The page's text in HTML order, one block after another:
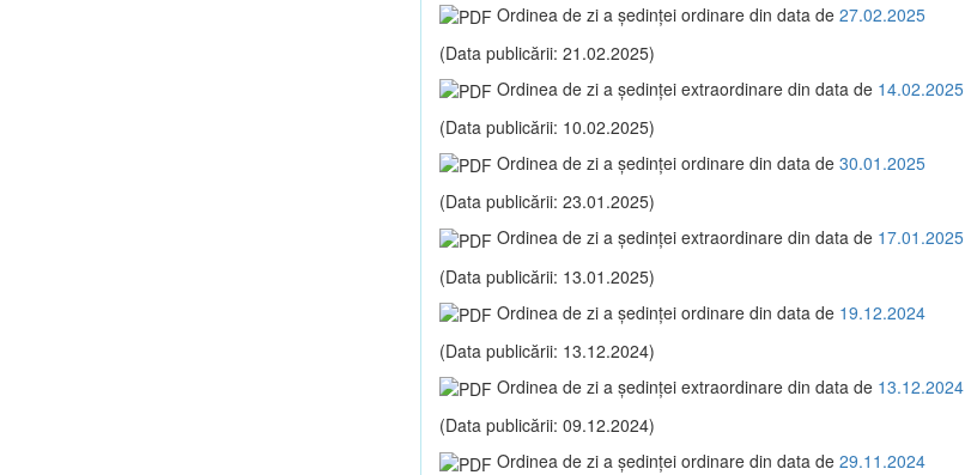
Ordinea de zi a şedinţei ordinare din data de 27.02.2025
(Data publicării: 21.02.2025)
Ordinea de zi a şedinţei extraordinare din data de 14.02.2025
(Data publicării: 10.02.2025)
Ordinea de zi a şedinţei ordinare din data de 30.01.2025
(Data publicării: 23.01.2025)
Ordinea de zi a şedinţei extraordinare din data de 17.01.2025
(Data publicării: 13.01.2025)
Ordinea de zi a şedinţei ordinare din data de 19.12.2024
(Data publicării: 13.12.2024)
Ordinea de zi a şedinţei extraordinare din data de 13.12.2024
(Data publicării: 09.12.2024)
Ordinea de zi a şedinţei ordinare din data de 29.11.2024